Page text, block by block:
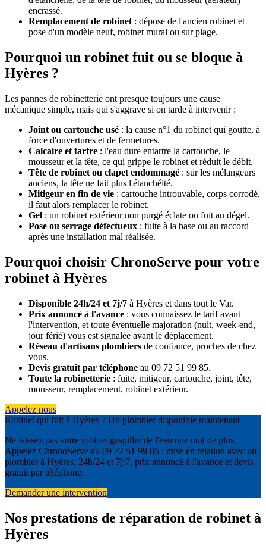
encrassé.
Remplacement de robinet : dépose de l'ancien robinet et
pose d'un modèle neuf, robinet mural ou sur plage.
Pourquoi un robinet fuit ou se bloque à
Hyères ?
Les pannes de robinetterie ont presque toujours une cause
mécanique simple, mais qui s'aggrave si on tarde à intervenir :
Joint ou cartouche usé : la cause n°1 du robinet qui goutte, à
force d'ouvertures et de fermetures.
Calcaire et tartre : l'eau dure entartre la cartouche, le
mousseur et la tête, ce qui grippe le robinet et réduit le débit.
Tête de robinet ou clapet endommagé : sur les mélangeurs
anciens, la tête ne fait plus l'étanchéité.
Mitigeur en fin de vie : cartouche introuvable, corps corrodé,
il faut alors remplacer le robinet.
Gel : un robinet extérieur non purgé éclate ou fuit au dégel.
Pose ou serrage défectueux : fuite à la base ou au raccord
après une installation mal réalisée.
Pourquoi choisir ChronoServe pour votre
robinet à Hyères
Disponible 24h/24 et 7j/7 à Hyères et dans tout le Var.
Prix annoncé à l'avance : vous connaissez le tarif avant
l'intervention, et toute éventuelle majoration (nuit, week-end,
jour férié) vous est signalée avant le déplacement.
Réseau d'artisans plombiers de confiance, proches de chez
vous.
Devis gratuit par téléphone au 09 72 51 99 85.
Toute la robinetterie : fuite, mitigeur, cartouche, joint, tête,
mousseur, remplacement, robinet extérieur.
Appelez nous
Robinet qui fuit à Hyères ? Un plombier disponible maintenant
Ne laissez pas votre robinet gaspiller de l'eau une nuit de plus.
Appelez ChronoServe au 09 72 51 99 85 : mise en relation avec un
plombier à Hyères, 24h/24 et 7j/7, prix annoncé à l'avance et devis
gratuit par téléphone.
Demander une intervention
Nos prestations de réparation de robinet à
Hyères